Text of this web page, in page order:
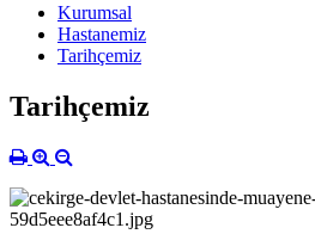
Kurumsal
Hastanemiz
Tarihçemiz
Tarihçemiz